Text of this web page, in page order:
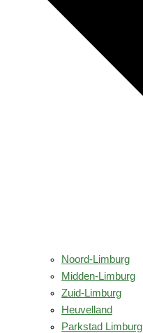
Noord-Limburg
Midden-Limburg
Zuid-Limburg
Heuvelland
Parkstad Limburg